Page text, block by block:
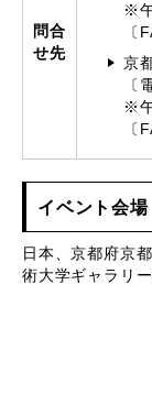
問合
せ先
※
〔
京
〔
※
〔
イベント会場
日本、京都府京
術大学ギャラリ